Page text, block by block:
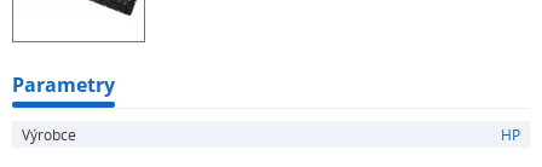
Parametry
Výrobce HP